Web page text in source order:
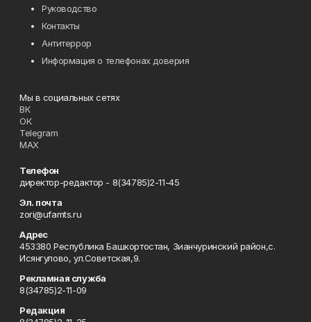
Руководство
Контакты
Антитеррор
Информация о телефонах доверия
Мы в социальных сетях
ВК
ОК
Telegram
MAX
Телефон
директор-редактор - 8(34785)2-11-45
Эл. почта
zori@ufamts.ru
Адрес
453380 Республика Башкортостан, Зианчуринский район,с.
Исянгулово, ул.Советская,9.
Рекламная служба
8(34785)2-11-09
Редакция